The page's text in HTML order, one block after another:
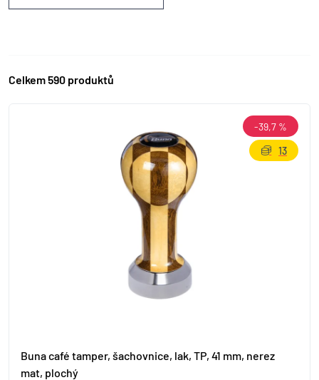
Celkem 590 produktů
Buna café tamper, šachovnice, lak, TP, 41 mm, nerez
mat, plochý
-39,7 %
13